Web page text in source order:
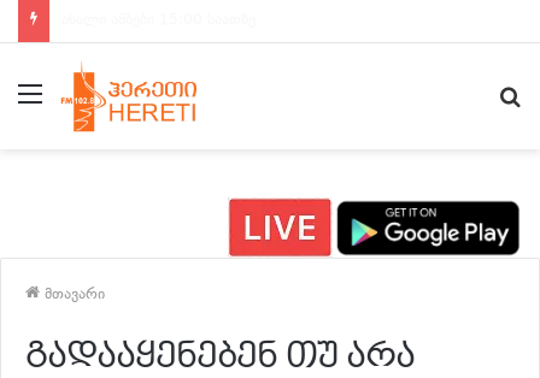
მენიუ
მთავარი
გადააყენებენ თუ არა